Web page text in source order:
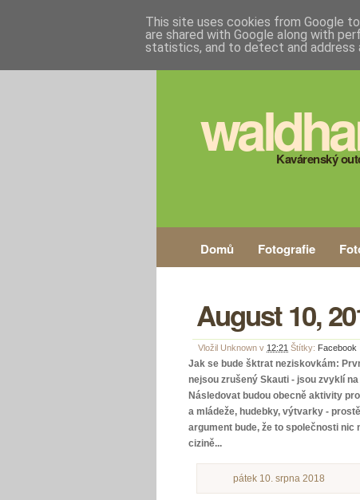
Kavárenský
Domů Fotografie
August 10,
Vložil Unknown v 12:21 Štítky: Facebook
Jak se bude šktrat neziskovkám:
nejsou zrušený Skauti - jsou zvyklí
Následovat budou obecně aktivity
a mládeže, hudebky, výtvarky -
argument bude, že to společnosti nic
cizině...
pátek 10. srpna 2018
This site uses cookies from Google
are shared with Google along with
statistics, and to detect and address